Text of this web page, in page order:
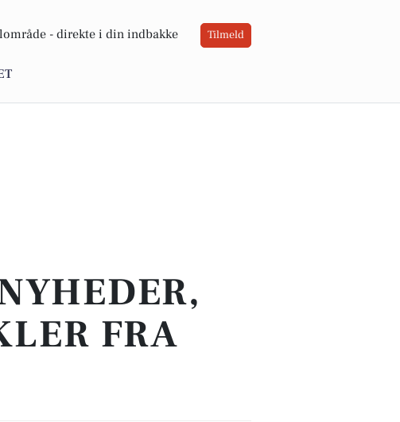
- direkte i din indbakke Tilmeld
FRA